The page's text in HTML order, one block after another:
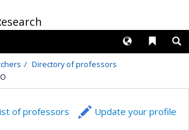
Liens
Langues
Directory of professors
of professors Update your profile